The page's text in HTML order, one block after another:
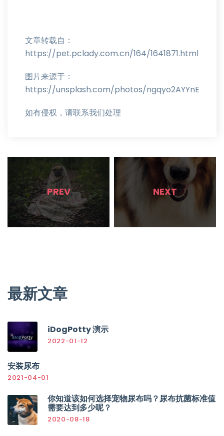
文章转载自：
https://pet.pclady.com.cn/164/1641871.html
图片来源于：
https://unsplash.com/photos/ngqyo2AYYnE
如有侵权，请联系我们处理
PREV NEXT
最新文章
iDogPotty 演示
2022-01-12
安装尿布
2021-04-01
你知道该如何选择宠物尿布吗？尿布抗菌标准值
需要达到多少呢？
2020-08-18